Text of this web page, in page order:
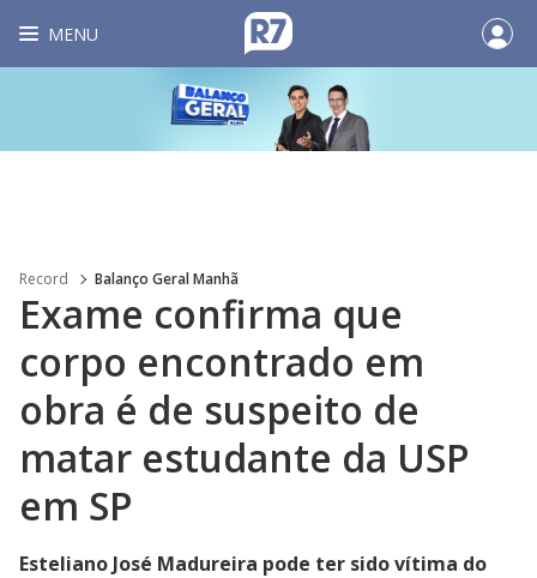
MENU
Record Balanço Geral Manhã
Exame confirma que
corpo encontrado em
obra é de suspeito de
matar estudante da USP
em SP
Esteliano José Madureira pode ter sido vítima do